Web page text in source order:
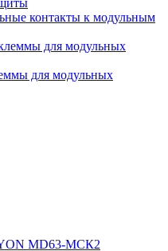
контакты к модульным
для модульных